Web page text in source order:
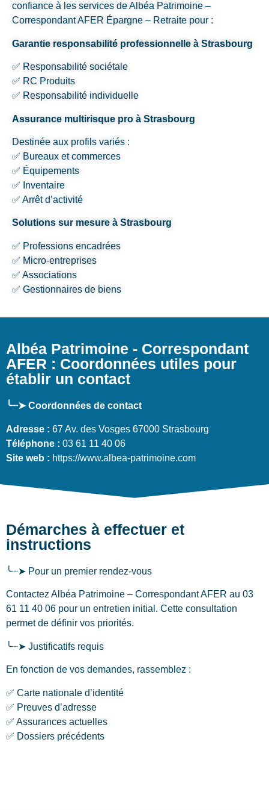
confiance à les services de Albéa Patrimoine –
Correspondant AFER Épargne – Retraite pour :
Garantie responsabilité professionnelle à Strasbourg
✅ Responsabilité sociétale
✅ RC Produits
✅ Responsabilité individuelle
Assurance multirisque pro à Strasbourg
Destinée aux profils variés :
✅ Bureaux et commerces
✅ Équipements
✅ Inventaire
✅ Arrêt d’activité
Solutions sur mesure à Strasbourg
✅ Professions encadrées
✅ Micro-entreprises
✅ Associations
✅ Gestionnaires de biens
Albéa Patrimoine - Correspondant
AFER : Coordonnées utiles pour
établir un contact
╰┈➤ Coordonnées de contact
Adresse : 67 Av. des Vosges 67000 Strasbourg
Téléphone : 03 61 11 40 06
Site web : https://www.albea-patrimoine.com
Démarches à effectuer et
instructions
╰┈➤ Pour un premier rendez-vous
Contactez Albéa Patrimoine – Correspondant AFER au 03
61 11 40 06 pour un entretien initial. Cette consultation
permet de définir vos priorités.
╰┈➤ Justificatifs requis
En fonction de vos demandes, rassemblez :
✅ Carte nationale d’identité
✅ Preuves d’adresse
✅ Assurances actuelles
✅ Dossiers précédents